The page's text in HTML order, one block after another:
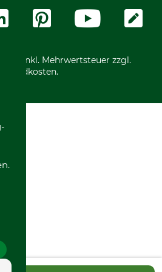
und inkl. Mehrwertsteuer zzgl.
Versandkosten.